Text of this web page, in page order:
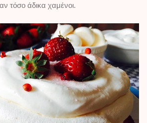
τόσο άδικα χαμένοι.